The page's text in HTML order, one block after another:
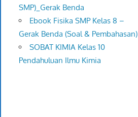
SMP)_Gerak Benda
Ebook Fisika SMP Kelas 8 –
Gerak Benda (Soal & Pembahasan)
SOBAT KIMIA Kelas 10
Pendahuluan Ilmu Kimia